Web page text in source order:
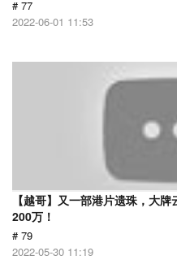
# 77
2022-06-01 11:53
【越哥】又一部港片遗珠，大
200万！
# 79
2022-05-30 11:19